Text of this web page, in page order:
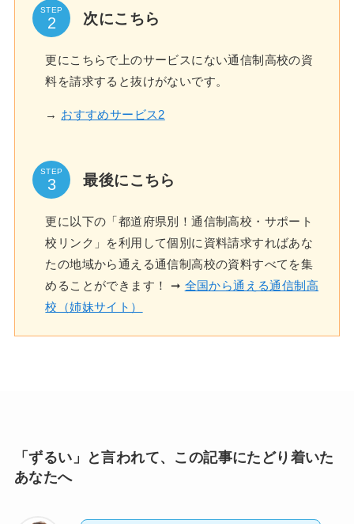
STEP
次にこちら
更にこちらで上のサービスにない通信制高校の資
料を請求すると抜けがないです。
→ おすすめサービス2
STEP
最後にこちら
更に以下の「都道府県別！通信制高校・サポート
校リンク」を利用して個別に資料請求すればあな
たの地域から通える通信制高校の資料すべてを集
めることができます！ ➞ 全国から通える通信制高
校（姉妹サイト）
「ずるい」と言われて、この記事にたどり着いた
あなたへ